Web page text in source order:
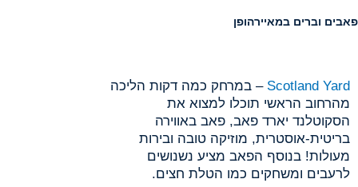
פאבים וברים במאיירהופן
Scotland Yard – במרחק כמה דקות הליכה
מהרחוב הראשי תוכלו למצוא את
הסקוטלנד יארד פאב, פאב באווירה
בריטית-אוסטרית, מוזיקה טובה ובירות
מעולות! בנוסף הפאב מציע נשנושים
לרעבים ומשחקים כמו הטלת חצים.